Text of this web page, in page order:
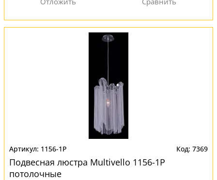
1156-1P 7369
Подвесная люстра Multivello 1156-1P
потолочные